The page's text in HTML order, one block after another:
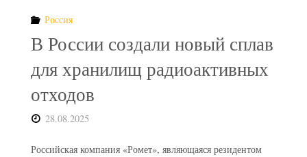
Россия
В России создали новый сплав
для хранилищ радиоактивных
отходов
28.08.2025
Российская компания «Ромет», являющаяся резидентом